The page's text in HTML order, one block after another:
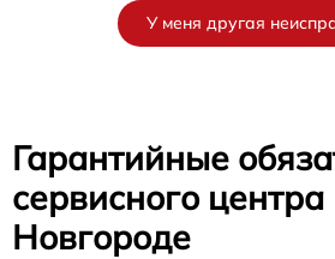
У меня другая
Гарантийные
сервисного
Новгороде